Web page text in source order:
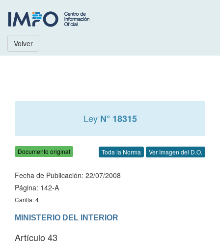
Volver
Ley N° 18315
Documento original Toda la Norma Ver Imagen del D.O.
Fecha de Publicación: 22/07/2008
Página: 142-A
Carilla: 4
Artículo 43